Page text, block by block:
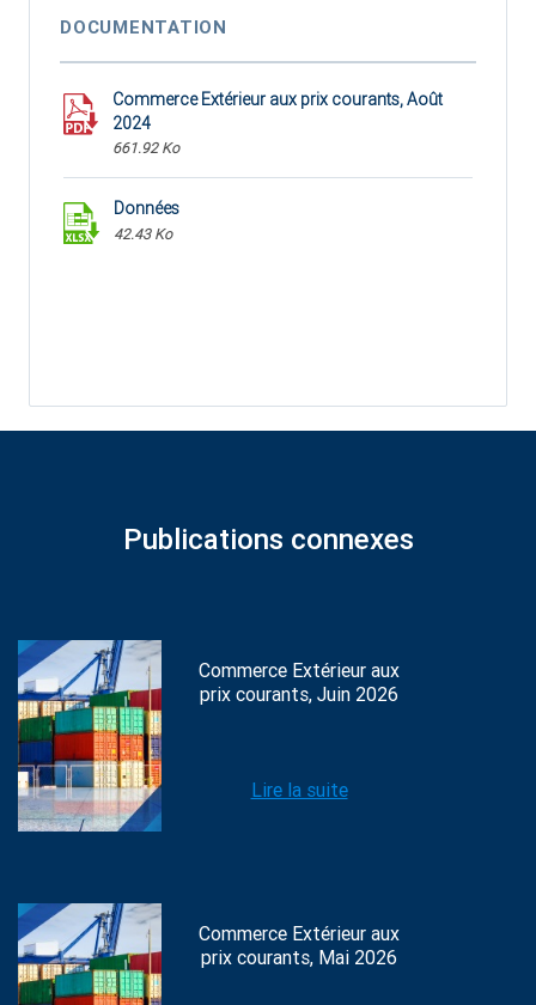
DOCUMENTATION
Commerce Extérieur aux prix courants, Août
2024
661.92 Ko
Données
42.43 Ko
Publications connexes
Commerce Extérieur aux
prix courants, Juin 2026
Lire la suite
Commerce Extérieur aux
prix courants, Mai 2026